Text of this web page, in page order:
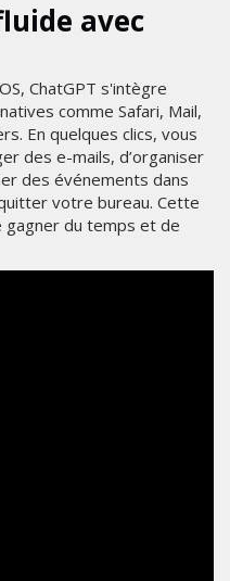
avec
ChatGPT s'intègre
comme Safari, Mail,
En quelques clics, vous
des e-mails, d’organiser
des événements dans
votre bureau. Cette
gagner du temps et de